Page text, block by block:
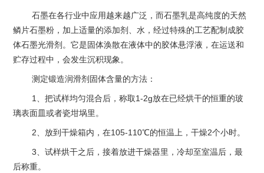
石墨在各行业中应用越来越广泛，而石墨乳是高纯度的天然
鳞片石墨粉，加上适量的添加剂、水，经过特殊的工艺配制成胶
体石墨光滑剂。它是固体涣散在液体中的胶体悬浮液，在运送和
贮存过程中，会发生沉积现象。
测定锻造润滑剂固体含量的方法：
1、把试样均匀混合后，称取1-2g放在已经烘干的恒重的玻
璃表面皿或者瓷坩埚里。
2、放到干燥箱内，在105-110℃的恒温上，干燥2个小时。
3、试样烘干之后，接着放进干燥器里，冷却至室温后，最
后称重。